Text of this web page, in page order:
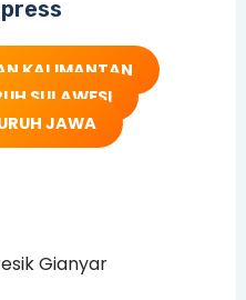
KALIMANTAN
SULAWESI
JAWA
Gianyar